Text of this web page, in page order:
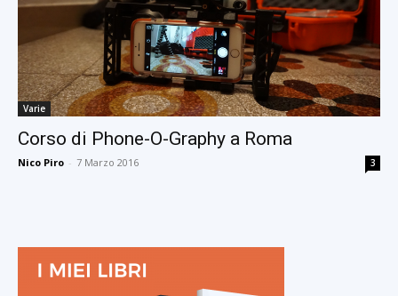
Varie
Corso di Phone-O-Graphy a Roma
Nico Piro - 7 Marzo 2016 3